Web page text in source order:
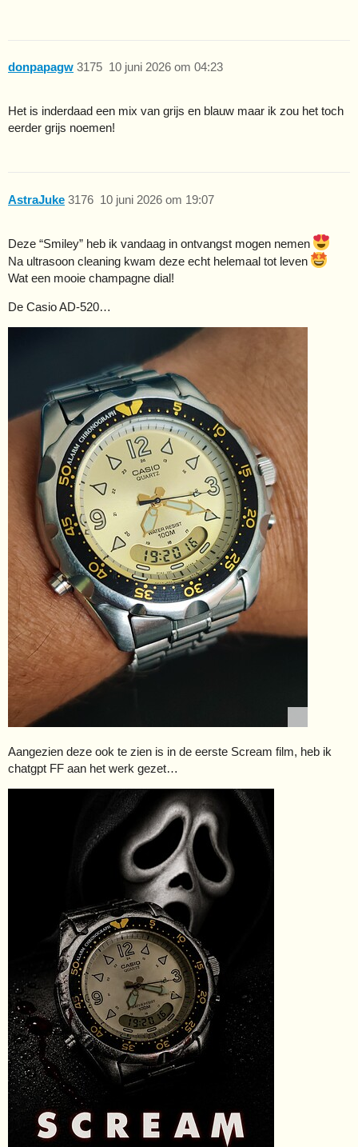
donpapagw 10 juni 2026 om 04:23
3175
Het is inderdaad een mix van grijs en blauw maar ik zou het toch
eerder grijs noemen!
AstraJuke 10 juni 2026 om 19:07
3176
Deze “Smiley” heb ik vandaag in ontvangst mogen nemen
Na ultrasoon cleaning kwam deze echt helemaal tot leven
Wat een mooie champagne dial!
De Casio AD-520…
Aangezien deze ook te zien is in de eerste Scream film, heb ik
chatgpt FF aan het werk gezet…